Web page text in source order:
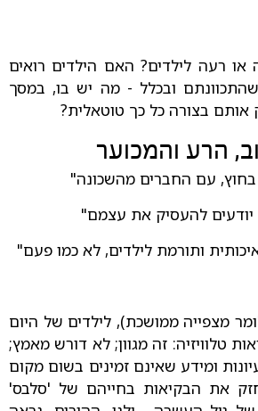
או רעה לילדים? האם הילדים רואים
שהתכוונתם ובכלל - מה יש בו, במסך
בצורה כל כך טוטאלית?
הרע והמכוער
בחוץ, עם החברים מהשכונה"
יודעים להעסיק את עצמם"
ותורמת לילדים, לא כמו פעם"
מצפייה ממושכת), לילדים של היום
טלוויזיה: זה מגוון; לא דורש מאמץ;
ומידע שאינם זמינים בשום מקום
את הבקיאות בחייהם של 'סלבס'